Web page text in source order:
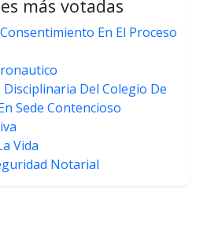
más votadas
En El Proceso
Del Colegio De
Sede Contencioso
Vida
Notarial